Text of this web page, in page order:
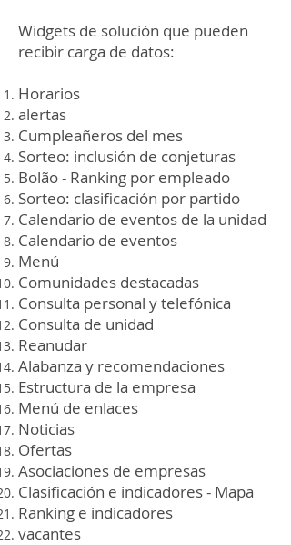
Widgets de solución que pueden
recibir carga de datos:
Horarios
alertas
Cumpleañeros del mes
Sorteo: inclusión de conjeturas
Bolão - Ranking por empleado
Sorteo: clasificación por partido
Calendario de eventos de la unidad
Calendario de eventos
Menú
Comunidades destacadas
Consulta personal y telefónica
Consulta de unidad
Reanudar
Alabanza y recomendaciones
Estructura de la empresa
Menú de enlaces
Noticias
Ofertas
Asociaciones de empresas
Clasificación e indicadores - Mapa
Ranking e indicadores
vacantes